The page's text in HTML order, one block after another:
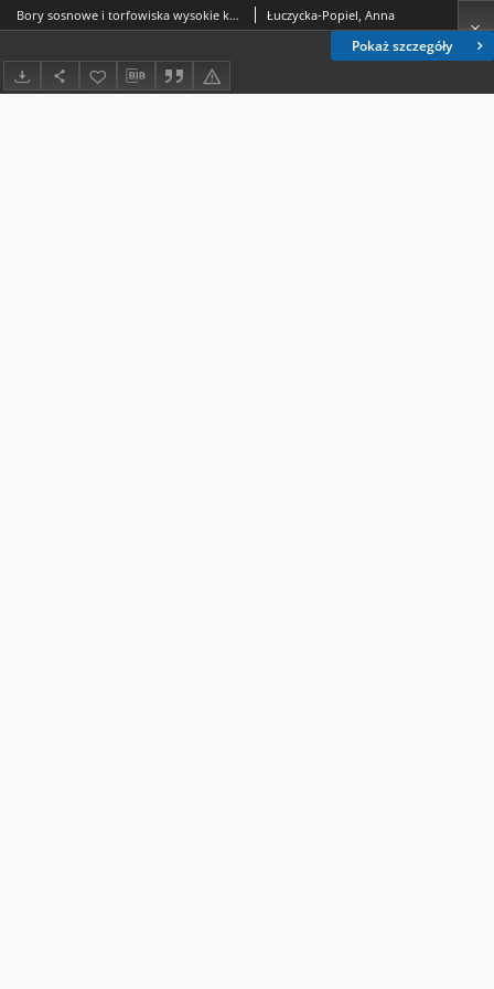
Pokaż szczegóły
Bory sosnowe i torfowiska wysokie kompleksu leśnego Kozłówka kolo Lublina Łuczycka-Popiel, Anna